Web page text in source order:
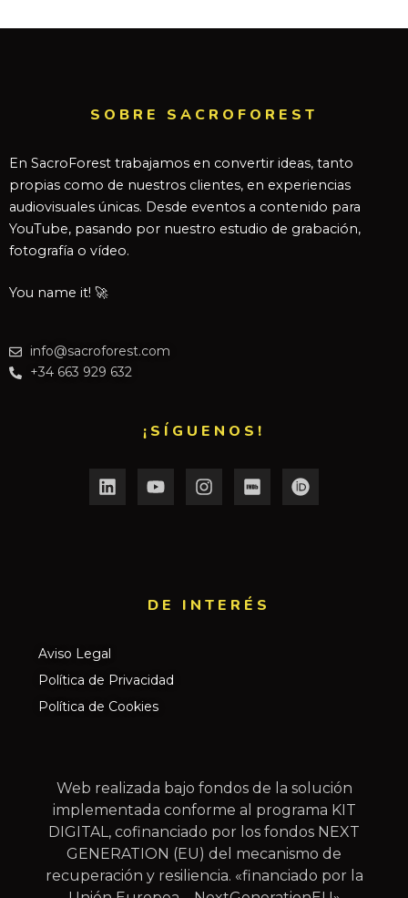
SOBRE SACROFOREST
En SacroForest trabajamos en convertir ideas, tanto
propias como de nuestros clientes, en experiencias
audiovisuales únicas. Desde eventos a contenido para
YouTube, pasando por nuestro estudio de grabación,
fotografía o vídeo.
You name it! 🚀
info@sacroforest.com
+34 663 929 632
¡SÍGUENOS!
DE INTERÉS​
Aviso Legal
Política de Privacidad
Política de Cookies
Web realizada bajo fondos de la solución
implementada conforme al programa KIT
DIGITAL, cofinanciado por los fondos NEXT
GENERATION (EU) del mecanismo de
recuperación y resiliencia. «financiado por la